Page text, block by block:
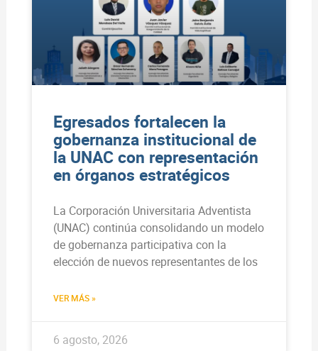
Egresados fortalecen la
gobernanza institucional de
la UNAC con representación
en órganos estratégicos
La Corporación Universitaria Adventista
(UNAC) continúa consolidando un modelo
de gobernanza participativa con la
elección de nuevos representantes de los
VER MÁS »
6 agosto, 2026